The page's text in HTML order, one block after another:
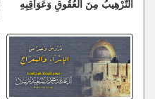
التَّرْهِيبُ مِنَ الْعُقُوقِ وَعَوَاقِبِهِ